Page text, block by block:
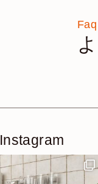
Faq
Instagram